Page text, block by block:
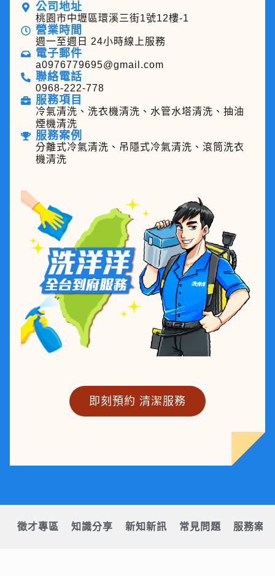
公司地址
桃園市中壢區環溪三街1號12樓-1
營業時間
週一至週日 24小時線上服務
電子郵件
a0976779695@gmail.com
聯絡電話
0968-222-778
服務項目
冷氣清洗、洗衣機清洗、水管水塔清洗、抽油
煙機清洗
服務案例
分離式冷氣清洗、吊隱式冷氣清洗、滾筒洗衣
機清洗
即刻預約 清潔服務
徵才專區 知識分享 新知新訊 常見問題 服務案例